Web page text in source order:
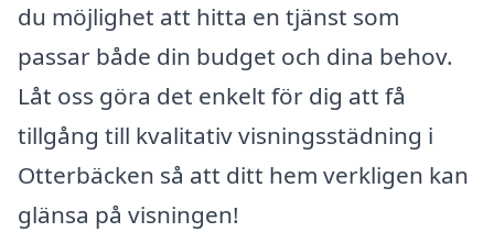
du möjlighet att hitta en tjänst som
passar både din budget och dina behov.
Låt oss göra det enkelt för dig att få
tillgång till kvalitativ visningsstädning i
Otterbäcken så att ditt hem verkligen kan
glänsa på visningen!